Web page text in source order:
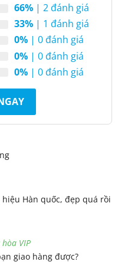
66% | 2 đánh giá
33% | 1 đánh giá
0% | 0 đánh giá
0% | 0 đánh giá
0% | 0 đánh giá
Hàn quốc, đẹp quá rồi
VIP
giao hàng được?